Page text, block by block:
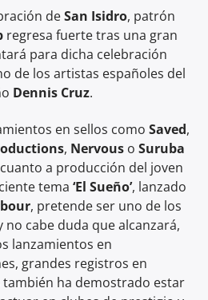
deSan Isidro, patrón
regresa fuerte tras una gran
para dicha celebración
de los artistas españoles del
Dennis Cruz.
en sellos comoSaved,
, Nervous oSuruba
a producción del joven
tema‘El Sueño’, lanzado
, pretende ser uno de los
no cabe duda que alcanzará,
lanzamientos en
grandes registros en
también ha demostrado estar